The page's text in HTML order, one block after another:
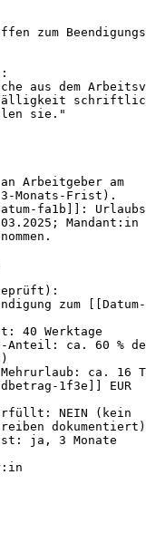
zum
aus dem
sie."
Arbeitgeber am
Monats-Frist).
fa1b]]:
Mandant:in
zum
40 Werktage
Anteil: ca. 60 %
ca. 16
1f3e]] EUR
NEIN (kein
dokumentiert)
ja, 3 Monate